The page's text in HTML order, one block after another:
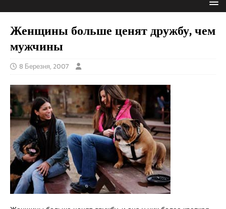
Женщины больше ценят дружбу, чем
мужчины
8 Березня, 2007